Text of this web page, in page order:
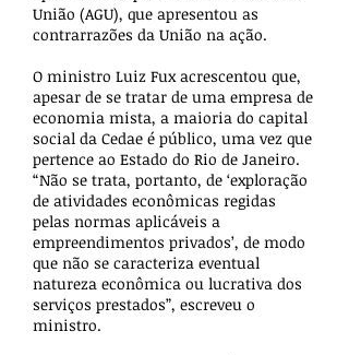
União (AGU), que apresentou as
contrarrazões da União na ação.
O ministro Luiz Fux acrescentou que,
apesar de se tratar de uma empresa de
economia mista, a maioria do capital
social da Cedae é público, uma vez que
pertence ao Estado do Rio de Janeiro.
“Não se trata, portanto, de ‘exploração
de atividades econômicas regidas
pelas normas aplicáveis a
empreendimentos privados’, de modo
que não se caracteriza eventual
natureza econômica ou lucrativa dos
serviços prestados”, escreveu o
ministro.